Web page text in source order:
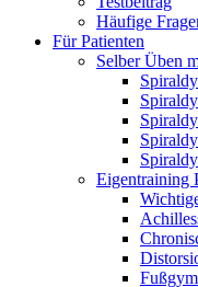
Häufige
Für Patienten
Selber Üben
Eigentraining